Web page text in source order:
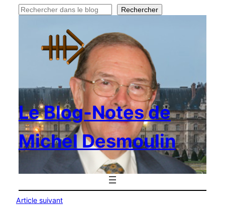
Rechercher Rechercher
Le Blog-Notes de
Michel Desmoulin
Article suivant